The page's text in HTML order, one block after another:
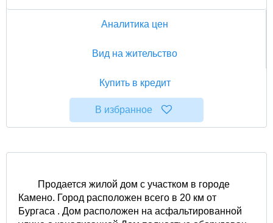
Аналитика цен
Вид на жительство
Купить в кредит
В избранное
Продается жилой дом с участком в городе
Камено. Город расположен всего в 20 км от
Бургаса . Дом расположен на асфальтированной